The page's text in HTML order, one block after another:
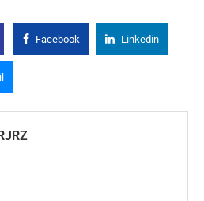
Facebook Linkedin